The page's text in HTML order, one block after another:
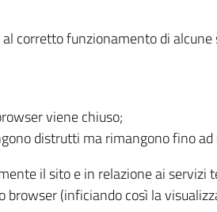
corretto funzionamento di
viene chiuso;
distrutti ma rimangono fino
il sito e in relazione ai
(inficiando così la